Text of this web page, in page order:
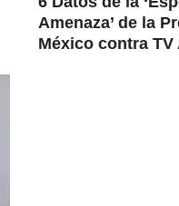
Amenaza’ de la
México contra TV